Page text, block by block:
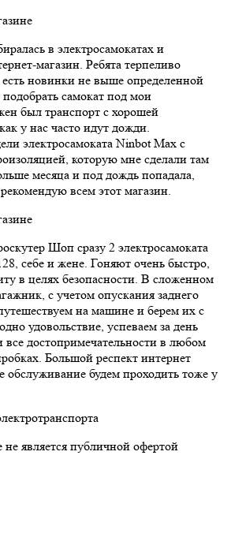
в электросамокатах и
магазин. Ребята терпеливо
новинки не выше определенной
самокат под мои
был транспорт с хорошей
у нас часто идут дожди.
электросамоката Ninbot Max с
которую мне сделали там
месяца и под дождь попадала,
всем этот магазин.
Шоп сразу 2 электросамоката
себе и жене. Гоняют очень быстро,
в целях безопасности. В сложенном
с учетом опускания заднего
на машине и берем их с
удовольствие, успеваем за день
все достопримечательности в любом
Большой респект интернет
обслуживание будем проходить тоже у
является публичной офертой